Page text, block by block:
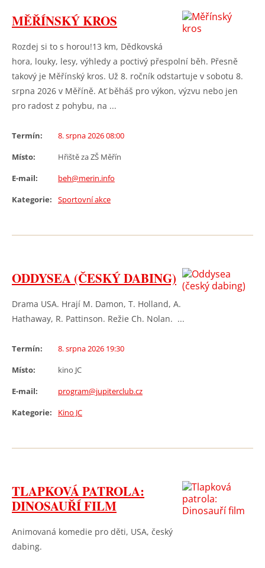
MĚŘÍNSKÝ KROS
Rozdej si to s horou!13 km, Dědkovská
hora, louky, lesy, výhledy a poctivý přespolní běh. Přesně
takový je Měřínský kros. Už 8. ročník odstartuje v sobotu 8.
srpna 2026 v Měříně. Ať běháš pro výkon, výzvu nebo jen
pro radost z pohybu, na ...
Termín:
8. srpna 2026 08:00
Místo:
Hřiště za ZŠ Měřín
E-mail:
beh@merin.info
Kategorie:
Sportovní akce
ODDYSEA (ČESKÝ DABING)
Drama USA. Hrají M. Damon, T. Holland, A.
Hathaway, R. Pattinson. Režie Ch. Nolan. ...
Termín:
8. srpna 2026 19:30
Místo:
kino JC
E-mail:
program@jupiterclub.cz
Kategorie:
Kino JC
TLAPKOVÁ PATROLA:
DINOSAUŘÍ FILM
Animovaná komedie pro děti, USA, český
dabing.